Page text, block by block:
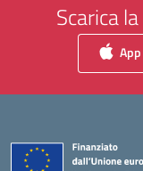
Scarica